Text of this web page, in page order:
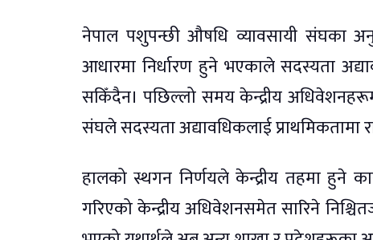
नेपाल पशुपन्छी औषधि व्यावसायी संघका
आधारमा निर्धारण हुने भएकाले सदस्यता
सकिँदैन। पछिल्लो समय केन्द्रीय
संघले सदस्यता अद्यावधिकलाई प्राथमिकतामा
हालको स्थगन निर्णयले केन्द्रीय तहमा हुने
गरिएको केन्द्रीय अधिवेशनसमेत सारिने